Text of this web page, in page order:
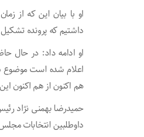
او با بیان این که از
داشتیم که پرونده
او ادامه داد: در حال
اعلام شده است موضوع
هم اکنون از هم اکنون
داوطلبین انتخابات مجلس بررسی شد که ۳۱۳ نفر صلاحیت آن‌ها